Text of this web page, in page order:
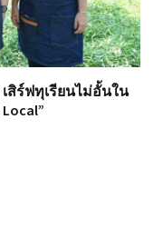
สิร์ฟทุเรียนไม่อั้นใน